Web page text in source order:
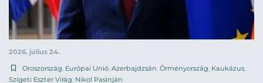
2026. július 24.
Oroszország, Európai Unió, Azerbajdzsán, Örményország, Kaukázus,
Szigeti Eszter Virág, Nikol Pasinján